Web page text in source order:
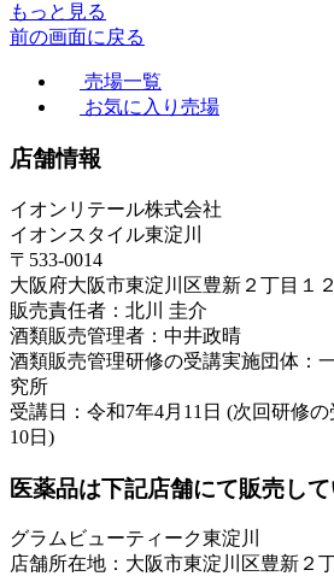
もっと見る
前の画面に戻る
売場一覧
お気に入り売場
店舗情報
イオンリテール株式会社
イオンスタイル東淀川
〒533-0014
大阪府大阪市東淀川区豊新２丁目１
販売責任者：北川 圭介
酒類販売管理者：中井政晴
酒類販売管理研修の受講実施団体：
究所
受講日：令和7年4月11日 (次回研修の
10日)
医薬品は下記店舗にて販売して
グラムビューティーク東淀川
店舗所在地：大阪市東淀川区豊新